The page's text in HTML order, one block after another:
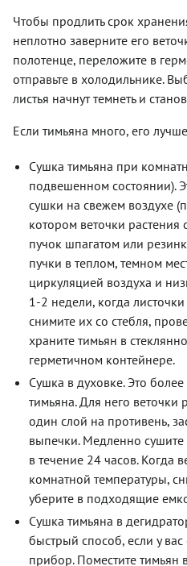
Чтобы продлить срок
неплотно заверните его
полотенце, переложите в
отправьте в холодильнике.
листья начнут темнеть и
Если тимьяна много, его
Сушка тимьяна при
подвешенном состоянии).
сушки на свежем воздухе
котором веточки
пучок шпагатом или
пучки в теплом, темном
циркуляцией воздуха и
1-2 недели, когда
снимите их со стебля,
храните тимьян в
герметичном контейнере.
Сушка в духовке. Это
тимьяна. Для него веточки
один слой на противень,
выпечки. Медленно
в течение 24 часов. Когда
комнатной температуры,
уберите в подходящие
Сушка тимьяна в
быстрый способ, если у вас
прибор. Поместите тимьян